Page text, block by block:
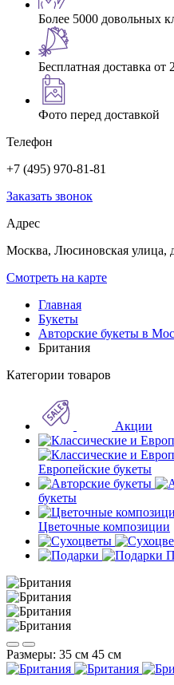
Более 5000 довольных
Бесплатная доставка от
Фото перед доставкой
Телефон
+7 (495) 970-81-81
Заказать звонок
Адрес
Москва, Люсиновская улица,
Смотреть на карте
Главная
Букеты
Авторские букеты в
Британия
Категории товаров
Акции
Европейские букеты
букеты
Цветочные композиции
Размеры: 35 см 45 см